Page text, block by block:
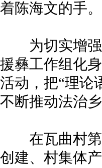
着陈海文的手。
为切实增强
援彝工作组化
活动，把“理论
不断推动法治
在瓦曲村第
创建、村集体